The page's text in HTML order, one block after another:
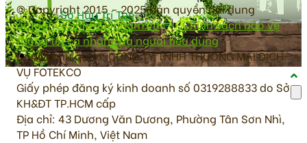
Sở Hữu Trí Tuệ
VIDEO
© Copyright 2015 - 2025 bản quyền nội dung
antoanvesinhthucpham.vn|Chính sách bảo vệ
thông tin cá nhân của người tiêu dùng
Đơn vị chủ quản: CÔNG TY TNHH THƯƠNG MẠI DỊCH
VỤ FOTEKCO
Giấy phép đăng ký kinh doanh số 0319288833 do Sở
KH&ĐT TP.HCM cấp
Địa chỉ: 43 Dương Văn Dương, Phường Tân Sơn Nhì,
TP Hồ Chí Minh, Việt Nam